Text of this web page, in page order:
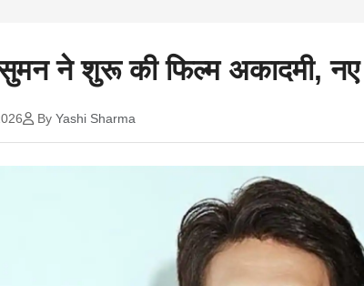
ने शुरू की फिल्म अकादमी, नए
By Yashi Sharma